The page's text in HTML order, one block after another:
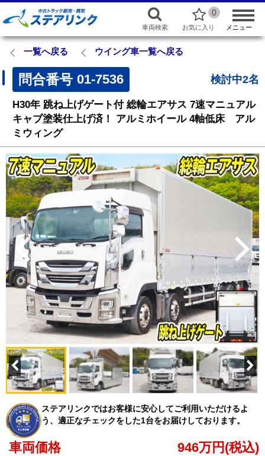
車両検索
0
お気に入り メニュー
一覧へ戻る ウイング車一覧へ戻る
問合番号 01-7536 検討中2名
H30年 跳ね上げゲート付 総輪エアサス 7速マニュアル
キャブ塗装仕上げ済！
アルミホイール 4軸低床 アル
ミウィング
ステアリンクではお客様に安心してご利用いただけるよ
う、適正なチェックをした1台をお届けしております。
車両価格 946万円(税込)